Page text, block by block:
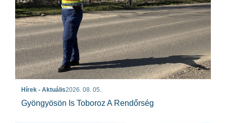
Hírek - Aktuális2026. 08. 05.
Gyöngyösön Is Toboroz A Rendőrség